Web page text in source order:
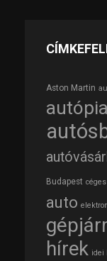
Aston Martin
Budapest
auto
hírek idei